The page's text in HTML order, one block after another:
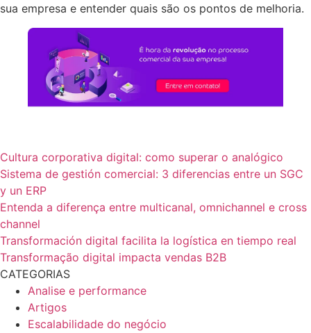
sua empresa e entender quais são os pontos de melhoria.
Cultura corporativa digital: como superar o analógico
Sistema de gestión comercial: 3 diferencias entre un SGC
y un ERP
Entenda a diferença entre multicanal, omnichannel e cross
channel
Transformación digital facilita la logística en tiempo real
Transformação digital impacta vendas B2B
CATEGORIAS
Analise e performance
Artigos
Escalabilidade do negócio